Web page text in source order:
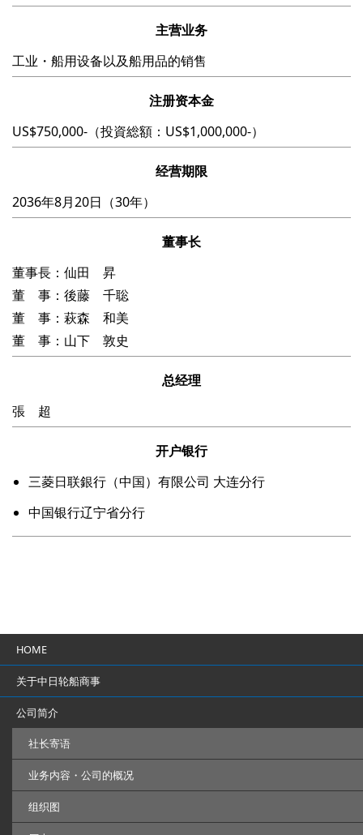
主营业务
工业・船用设备以及船用品的销售
注册资本金
US$750,000-（投資総額：US$1,000,000-）
经营期限
2036年8月20日（30年）
董事长
董事長：仙田 昇
董 事：後藤 千聡
董 事：萩森 和美
董 事：山下 敦史
总经理
張 超
开户银行
三菱日联銀行（中国）有限公司 大连分行
中国银行辽宁省分行
HOME
关于中日轮船商事
公司简介
社长寄语
业务内容・公司的概况
组织图